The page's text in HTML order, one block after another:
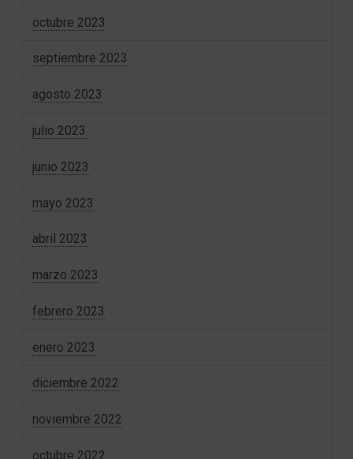
octubre 2023
septiembre 2023
agosto 2023
julio 2023
junio 2023
mayo 2023
abril 2023
marzo 2023
febrero 2023
enero 2023
diciembre 2022
noviembre 2022
octubre 2022